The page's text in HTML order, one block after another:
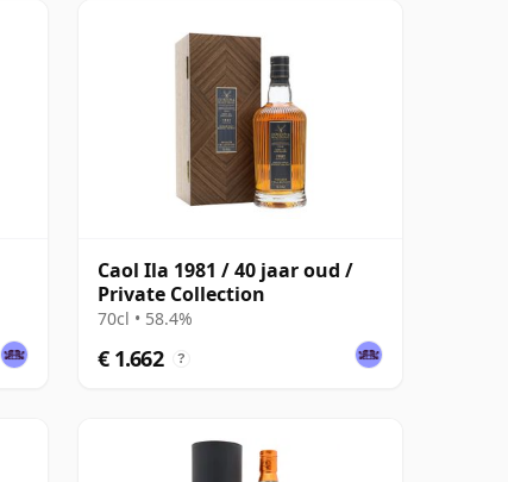
Caol Ila 1981 / 40 jaar oud /
Private Collection
70cl • 58.4%
€ 1.662 ?